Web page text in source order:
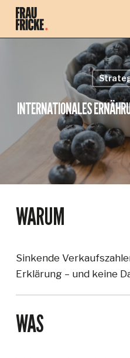
main
content
INTERNATIONALES
WARUM
Sinkende
Erklärung – und keine
WAS